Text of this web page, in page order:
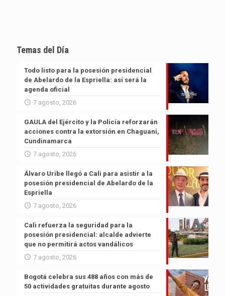
Temas del Día
Todo listo para la posesión presidencial
de Abelardo de la Espriella: así será la
agenda oficial
7 agosto, 2026
GAULA del Ejército y la Policía reforzarán
acciones contra la extorsión en Chaguaní,
Cundinamarca
7 agosto, 2026
Álvaro Uribe llegó a Cali para asistir a la
posesión presidencial de Abelardo de la
Espriella
7 agosto, 2026
Cali refuerza la seguridad para la
posesión presidencial: alcalde advierte
que no permitirá actos vandálicos
7 agosto, 2026
Bogotá celebra sus 488 años con más de
50 actividades gratuitas durante agosto